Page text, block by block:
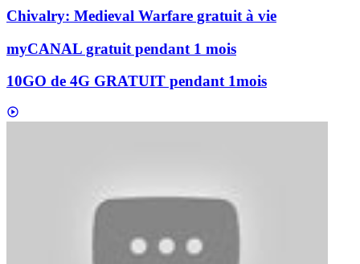
Chivalry: Medieval Warfare gratuit à vie
myCANAL gratuit pendant 1 mois
10GO de 4G GRATUIT pendant 1mois